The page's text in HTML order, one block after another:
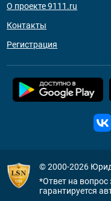
О проекте 9111.ru
Контакты
Регистрация
© 2000-2026
*Ответ на вопрос
гарантируется